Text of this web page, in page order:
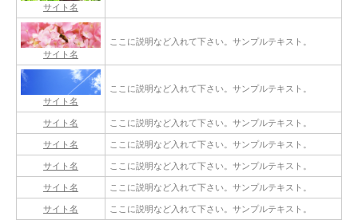
サイト名
サイト名
ここに説明など入れて下さい。サンプルテキスト。
サイト名
ここに説明など入れて下さい。サンプルテキスト。
サイト名 ここに説明など入れて下さい。サンプルテキスト。
サイト名 ここに説明など入れて下さい。サンプルテキスト。
サイト名 ここに説明など入れて下さい。サンプルテキスト。
サイト名 ここに説明など入れて下さい。サンプルテキスト。
サイト名 ここに説明など入れて下さい。サンプルテキスト。